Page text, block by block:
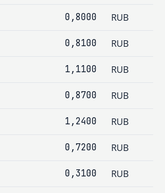
0,8000 RUB
0,8100 RUB
1,1100 RUB
0,8700 RUB
1,2400 RUB
0,7200 RUB
0,3100 RUB